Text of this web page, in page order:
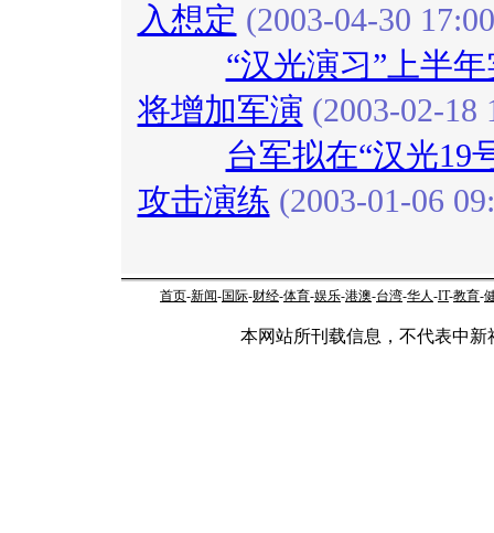
入想定 (2003-04-30
“汉光演习”上半
将增加军演 (2003-02-18
台军拟在“汉光19
攻击演练 (2003-01-06
首页-新闻-国际-财经-体育-娱乐-港澳-台湾-华人-IT-教育-
本网站所刊载信息，不代表中